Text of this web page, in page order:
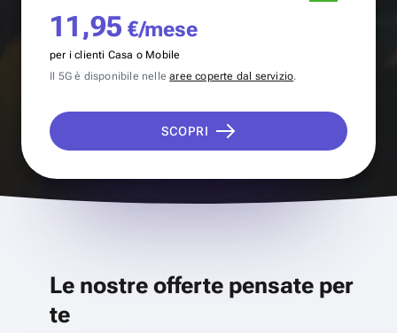
11,95 €/mese
per i clienti Casa o Mobile
Il 5G è disponibile nellearee coperte dal servizio.
SCOPRI
Le nostre offerte pensate per
te